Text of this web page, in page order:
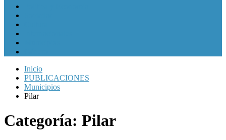
Inicio
PUBLICACIONES
Municipios
Pilar
Categoría: Pilar